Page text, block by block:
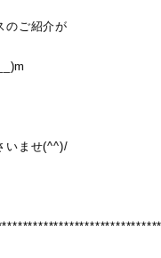
のご紹介が
いませ(^^)/